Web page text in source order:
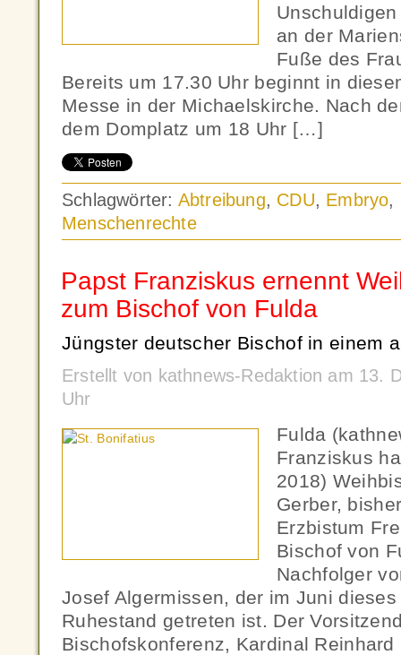
an der
Fuße des
Bereits um 17.30 Uhr beginnt in
Messe in der Michaelskirche. Nach
dem Domplatz um 18 Uhr […]
Schlagwörter: Abtreibung, CDU, Embryo,
Menschenrechte
Papst Franziskus ernennt
zum Bischof von Fulda
Jüngster deutscher Bischof in einem
Erstellt von kathnews-Redaktion am 13.
Uhr
Fulda
Franziskus
2018)
Gerber,
Erzbistum
Bischof von
Nachfolger
Josef Algermissen, der im Juni
Ruhestand getreten ist. Der
Bischofskonferenz, Kardinal